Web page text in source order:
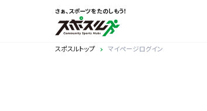
さぁ、スポーツをたのしもう！
スポスルトップ マイページログイン